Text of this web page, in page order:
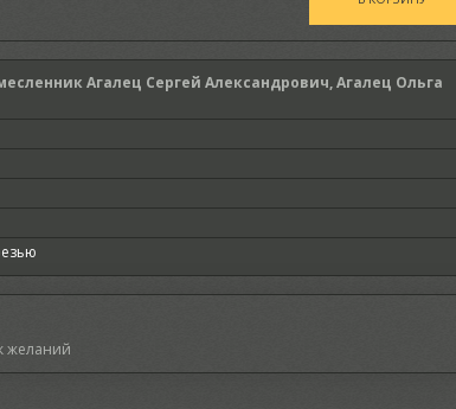
Агалец Сергей Александрович, Агалец Ольга